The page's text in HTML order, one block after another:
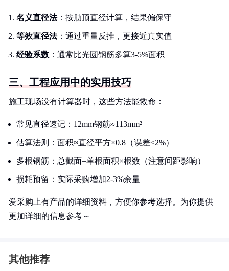
名义直径法：按肋顶直径计算，结果偏保守
等效直径法：通过重量反推，更接近真实值
经验系数 ：通常比光圆钢筋多算3-5%面积
三、工程应用中的实用技巧
施工现场没有计算器时，这些方法能救命：
常见直径速记：12mm钢筋≈113mm²
估算法则：面积≈直径平方×0.8（误差<2%）
多根钢筋：总截面=单根面积×根数（注意间距影响）
损耗预留：实际采购增加2-3%余量
爱采购上有产品的详细资料，方便你参考选择。为你提供
更加详细的信息参考～
其他推荐